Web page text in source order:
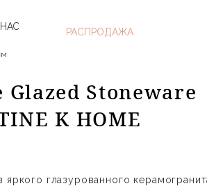
Glazed Stoneware
K HOME
глазурованного